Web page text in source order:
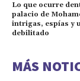
Lo que ocurre
palacio de
intrigas, espías y
debilitado
MÁS